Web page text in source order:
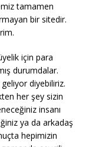
tamamen
bir sitedir.
için para
durumdalar.
diyebiliriz.
her şey sizin
insanı
ya da arkadaş
hepimizin